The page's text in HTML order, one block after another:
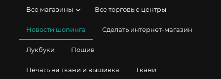
Все магазины Все торговые центры
Новости шопинга Сделать интернет-магазин
Лукбуки Пошив
Печать на ткани и вышивка Ткани